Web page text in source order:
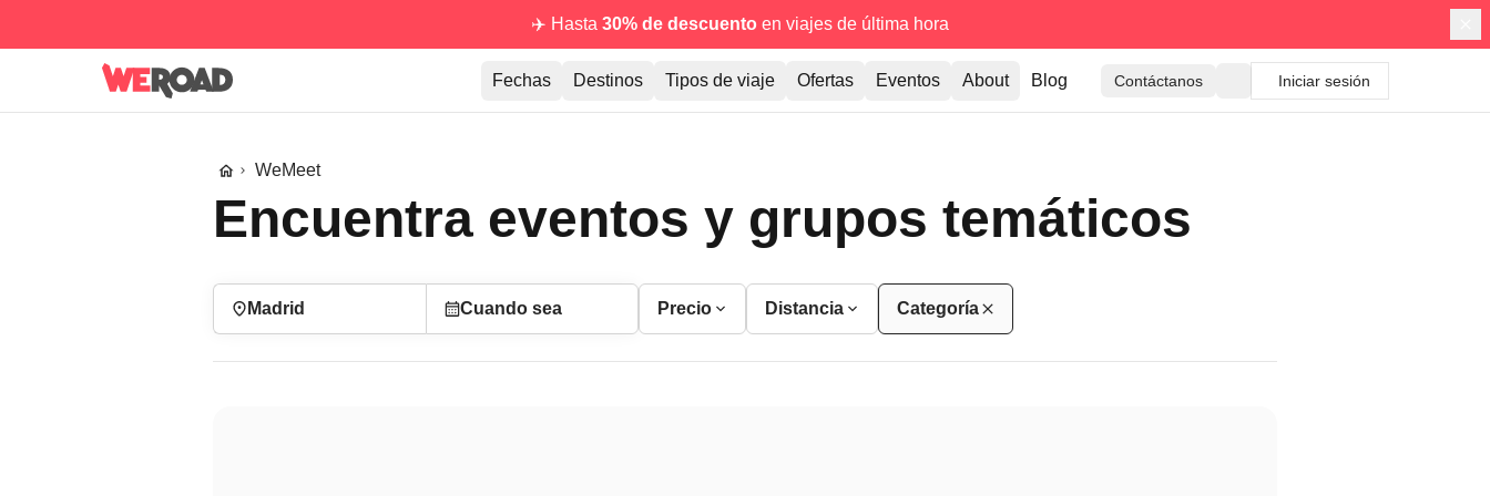
✈️ Hasta 30% de descuentoen viajes de última hora
Fechas Destinos Tipos de viaje Ofertas Eventos About Blog Contáctanos Iniciar sesión
WeMeet
Encuentra eventos y grupos temáticos
Madrid Cuando sea Precio Distancia Categoría